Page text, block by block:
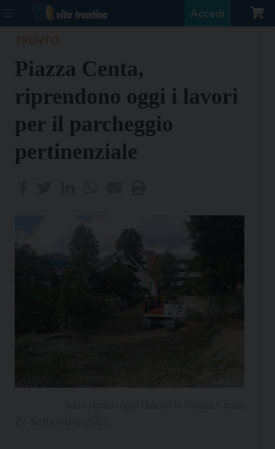
Accedi
Piazza Centa,
riprendono oggi i lavori
per il parcheggio
pertinenziale